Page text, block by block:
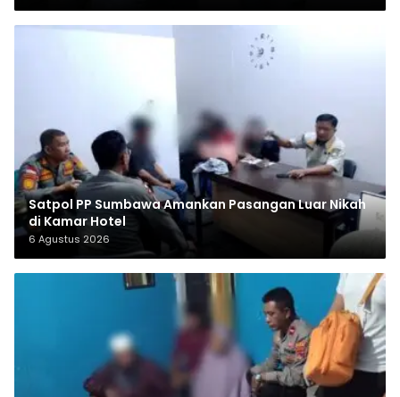
Satpol PP Sumbawa Amankan Pasangan Luar Nikah
di Kamar Hotel
6 Agustus 2026